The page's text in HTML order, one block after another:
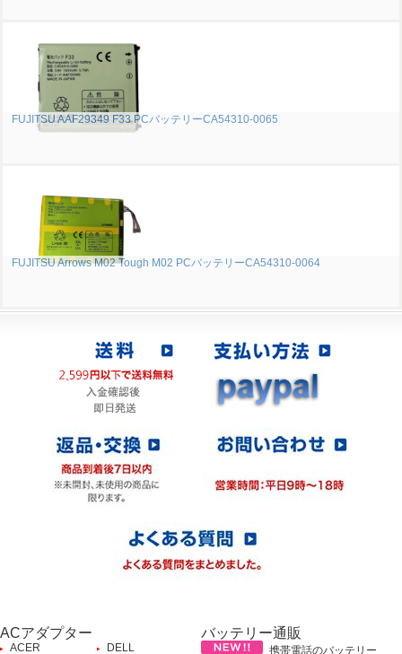
FUJITSU AAF29349 F33 PCバッテリーCA54310-0065
FUJITSU Arrows M02 Tough M02 PCバッテリーCA54310-0064
ACアダプター
ACER DELL
バッテリー通販
携帯電話のバッテリー